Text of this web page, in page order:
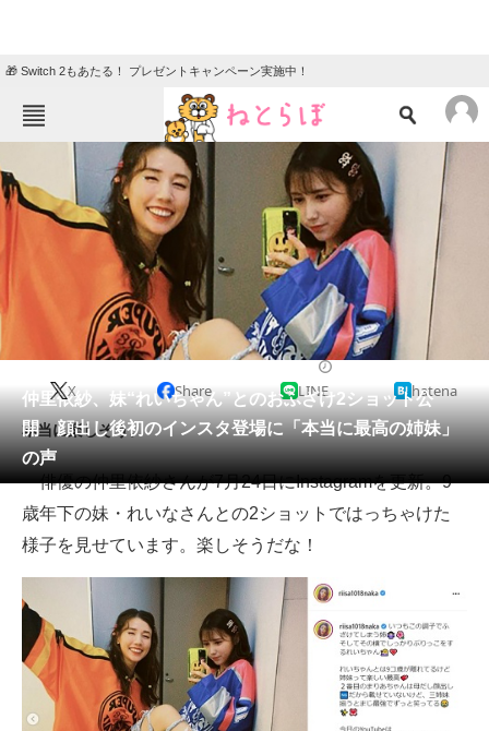
🎁 Switch 2もあたる！ プレゼントキャンペーン実施中！
ねとらぼメニュー
TOP ニュース
エンタメ クイズ
地域
教育・育児
リサーチ
会員記事
メディア
注目記事を集めた総合ページ
ITの今と未来を見通す
スマホと通信の最新トレンド
進化するPCとデバイスの未来
好きが集まる 比べて選べる
ビジネスと働き方のヒント
仲里依紗、妹“れいちゃん”とのおふざけ2ショット公
開 顔出し後初のインスタ登場に「本当に最高の姉妹」
の声
X Share LINE hatena
本当に楽しそう。
俳優の仲里依紗さんが7月24日にInstagramを更新。9
歳年下の妹・れいなさんとの2ショットではっちゃけた
様子を見せています。楽しそうだな！